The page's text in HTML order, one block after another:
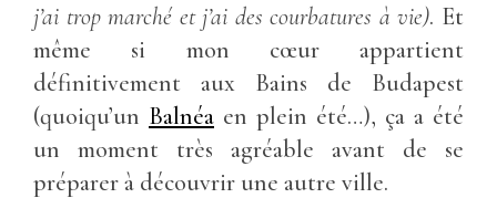
j’ai trop marché et j’ai des courbatures à vie). Et
même si mon cœur appartient
définitivement aux Bains de Budapest
(quoiqu’un Balnéa en plein été…), ça a été
un moment très agréable avant de se
préparer à découvrir une autre ville.